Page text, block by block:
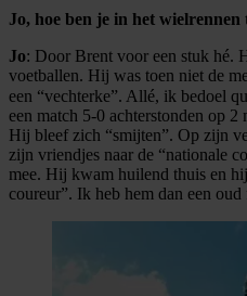
Jo, hoe ben je in het wielrennen
Jo: Door Brent voor een stuk hé.
voetballen. Hij was toen niet de
een “vechterke”. Allé, ik bedoel
een match 5-0 achterstonden op
Hij bleef zich “smijten”. Op zijn
zijn vriendjes naar de “nationale
mee. Hij kwam huilend thuis en
coureur”. Ik heb hem dan een